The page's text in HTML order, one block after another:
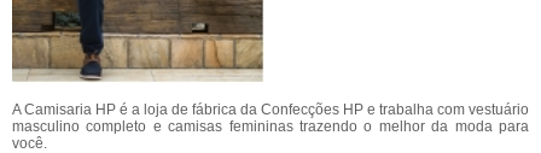
A Camisaria HP é a loja de fábrica da Confecções HP e trabalha com vestuário
masculino completo e camisas femininas trazendo o melhor da moda para
você.